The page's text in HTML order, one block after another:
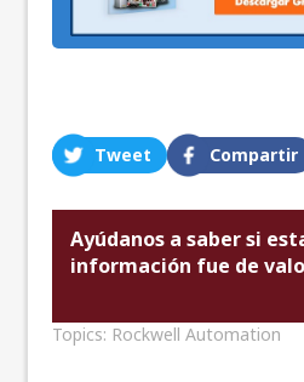
Tweet Compartir
Ayúdanos a saber si
información fue de
Topics: Rockwell Automation